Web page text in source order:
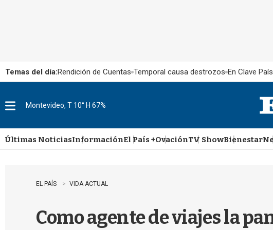
Temas del día:Rendición de Cuentas Temporal causa destrozos En Clave País
u
Montevideo, T 10° H 67%
Últimas NoticiasInformaciónEl País +OvaciónTV ShowBienestar
EL PAÍS VIDA ACTUAL
Como agente de viajes la